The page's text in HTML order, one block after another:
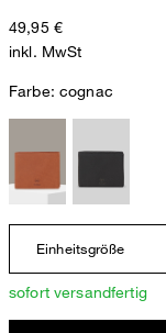
49,95 €
inkl. MwSt
Farbe: cognac
Einheitsgröße
sofort versandfertig